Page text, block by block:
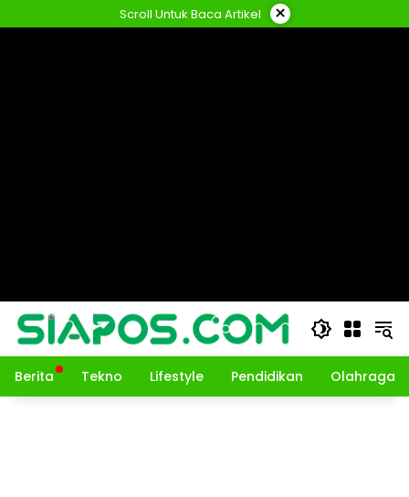
ke
Scroll Untuk Baca Artikel ×
Berita Tekno Lifestyle Pendidikan Olahraga